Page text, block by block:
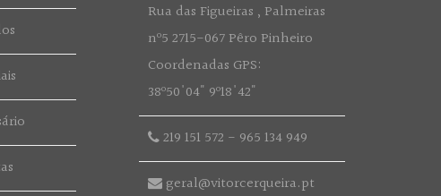
Rua das Figueiras , Palmeiras
nº5 2715-067 Pêro Pinheiro
Coordenadas GPS:
38º50'04" 9º18'42"
219 151 572 - 965 134 949
geral@vitorcerqueira.pt